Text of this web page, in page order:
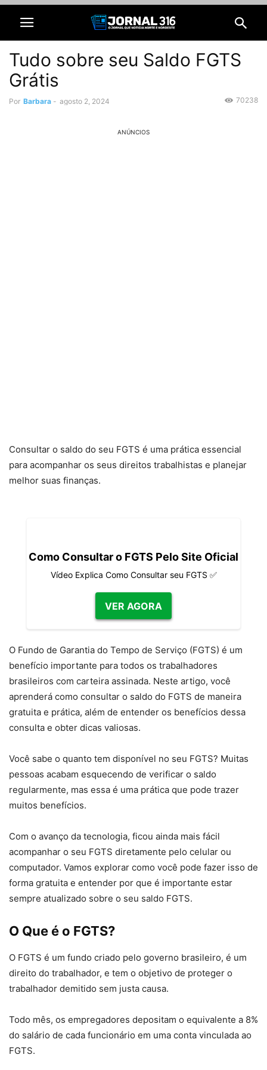
Tudo sobre seu Saldo FGTS
Grátis
Por Barbara - agosto 2, 2024 70238
ANÚNCIOS
Consultar o saldo do seu FGTS é uma prática essencial
para acompanhar os seus direitos trabalhistas e planejar
melhor suas finanças.
Como Consultar o FGTS Pelo Site Oficial
Vídeo Explica Como Consultar seu FGTS ✅
VER AGORA
O Fundo de Garantia do Tempo de Serviço (FGTS) é um
benefício importante para todos os trabalhadores
brasileiros com carteira assinada. Neste artigo, você
aprenderá como consultar o saldo do FGTS de maneira
gratuita e prática, além de entender os benefícios dessa
consulta e obter dicas valiosas.
Você sabe o quanto tem disponível no seu FGTS? Muitas
pessoas acabam esquecendo de verificar o saldo
regularmente, mas essa é uma prática que pode trazer
muitos benefícios.
Com o avanço da tecnologia, ficou ainda mais fácil
acompanhar o seu FGTS diretamente pelo celular ou
computador. Vamos explorar como você pode fazer isso de
forma gratuita e entender por que é importante estar
sempre atualizado sobre o seu saldo FGTS.
O Que é o FGTS?
O FGTS é um fundo criado pelo governo brasileiro, é um
direito do trabalhador, e tem o objetivo de proteger o
trabalhador demitido sem justa causa.
Todo mês, os empregadores depositam o equivalente a 8%
do salário de cada funcionário em uma conta vinculada ao
FGTS.